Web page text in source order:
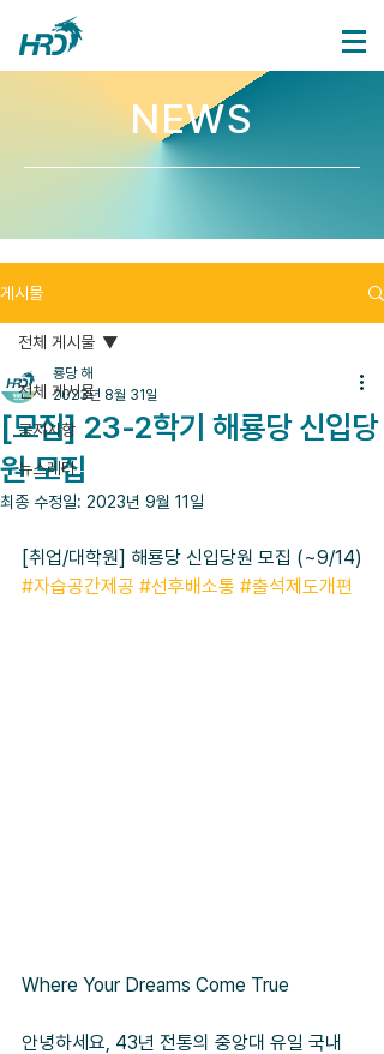
NEWS
게시물
전체 게시물
공지사항
뉴스레터
전체 게시물
[모집] 23-2학기 해룡당 신입당
원 모집
룡당 해
2023년 8월 31일
최종 수정일: 2023년 9월 11일
[취업/대학원] 해룡당 신입당원 모집 (~9/14)
#자습공간제공 #선후배소통 #출석제도개편
Where Your Dreams Come True
안녕하세요, 43년 전통의 중앙대 유일 국내